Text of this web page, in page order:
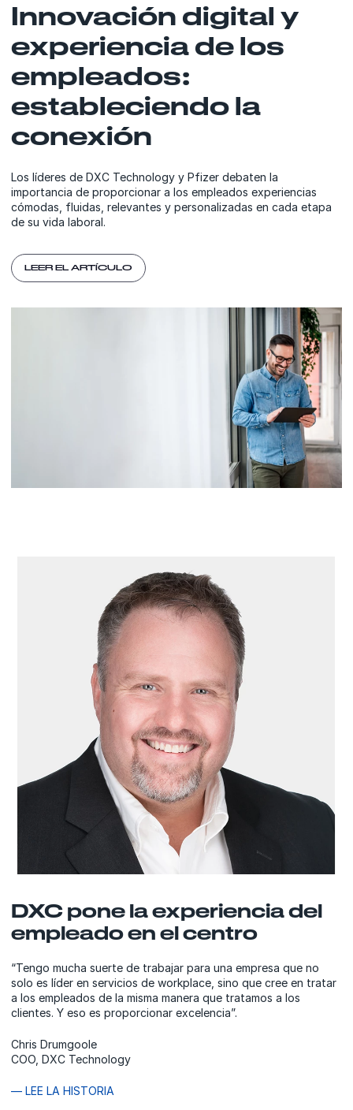
Innovación digital y
experiencia de los
empleados:
estableciendo la
conexión
Los líderes de DXC Technology y Pfizer debaten la
importancia de proporcionar a los empleados experiencias
cómodas, fluidas, relevantes y personalizadas en cada etapa
de su vida laboral.
LEER EL ARTÍCULO
DXC pone la experiencia del
empleado en el centro
“Tengo mucha suerte de trabajar para una empresa que no
solo es líder en servicios de workplace, sino que cree en tratar
a los empleados de la misma manera que tratamos a los
clientes. Y eso es proporcionar excelencia”.
Chris Drumgoole
COO, DXC Technology
— LEE LA HISTORIA